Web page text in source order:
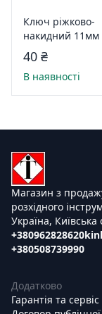
Ключ ріжково-
накидний 11мм
підвісом 6021561
40 ₴
В наявності
Магазин з
розхідного
Україна,
+380962828620
+380508739990
Додатково
Гарантія та сервіс